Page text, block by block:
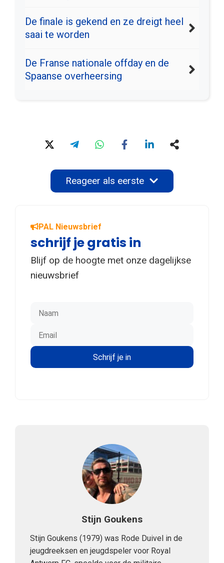
De finale is gekend en ze dreigt heel
saai te worden
De Franse nationale offday en de
Spaanse overheersing
Reageer als eerste
PAL Nieuwsbrief
schrijf je gratis in
Blijf op de hoogte met onze dagelijkse
nieuwsbrief
Stijn Goukens
Stijn Goukens (1979) was Rode Duivel in de
jeugdreeksen en jeugdspeler voor Royal